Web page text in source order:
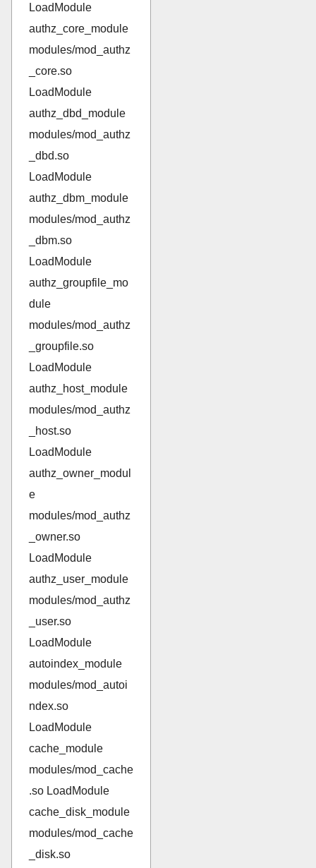
LoadModule
authz_core_module
modules/mod_authz
_core.so
LoadModule
authz_dbd_module
modules/mod_authz
_dbd.so
LoadModule
authz_dbm_module
modules/mod_authz
_dbm.so
LoadModule
authz_groupfile_mo
dule
modules/mod_authz
_groupfile.so
LoadModule
authz_host_module
modules/mod_authz
_host.so
LoadModule
authz_owner_modul
e
modules/mod_authz
_owner.so
LoadModule
authz_user_module
modules/mod_authz
_user.so
LoadModule
autoindex_module
modules/mod_autoi
ndex.so
LoadModule
cache_module
modules/mod_cache
.so LoadModule
cache_disk_module
modules/mod_cache
_disk.so